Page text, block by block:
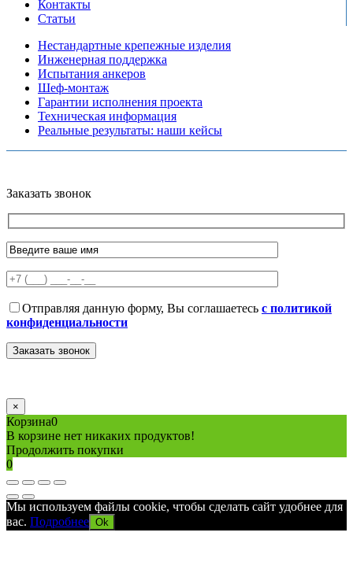
Контакты
Статьи
Нестандартные крепежные изделия
Инженерная поддержка
Испытания анкеров
Шеф-монтаж
Гарантии исполнения проекта
Техническая информация
Реальные результаты: наши кейсы
Заказать звонок
Отправляя данную форму, Вы соглашаетесь с политикой
конфиденциальности
×
Корзина0
В корзине нет никаких продуктов!
Продолжить покупки
0
Мы используем файлы cookie, чтобы сделать сайт удобнее для
вас. Подробнее Ok